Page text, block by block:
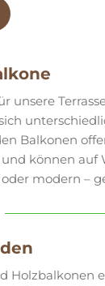
unsere
Balkonen
können
modern –
Holzbalkonen